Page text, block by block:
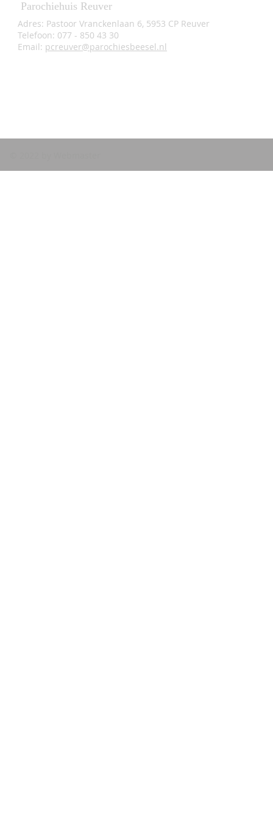
Parochiehuis Reuver
Adres: Pastoor Vranckenlaan 6, 5953 CP Reuver
Telefoon: 077 - 850 43 30
Email: pcreuver@parochiesbeesel.nl